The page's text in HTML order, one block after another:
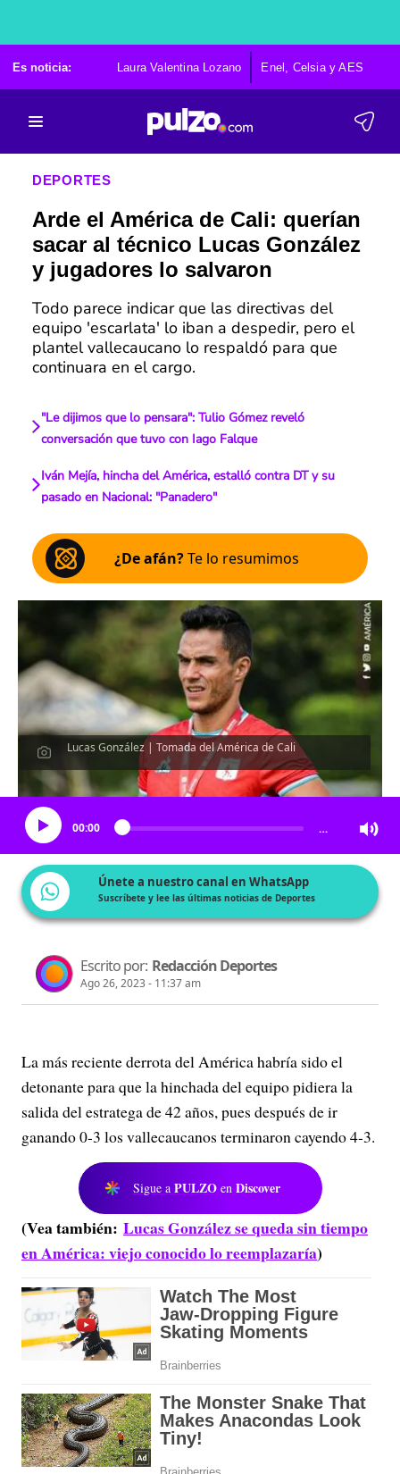
Es noticia: Laura Valentina Lozano Enel, Celsia y AES
DEPORTES
Arde el América de Cali: querían
sacar al técnico Lucas González
y jugadores lo salvaron
Todo parece indicar que las directivas del
equipo 'escarlata' lo iban a despedir, pero el
plantel vallecaucano lo respaldó para que
continuara en el cargo.
"Le dijimos que lo pensara": Tulio Gómez reveló
conversación que tuvo con Iago Falque
Iván Mejía, hincha del América, estalló contra DT y su
pasado en Nacional: "Panadero"
¿De afán?Te lo resumimos
Lucas González | Tomada del América de Cali
Escucha el artículo
00:00 …
Únete a nuestro canal en WhatsApp
Suscríbete y lee las últimas noticias de Deportes
Escrito por: Redacción Deportes
Ago 26, 2023 - 11:37 am
La más reciente derrota del América habría sido el
detonante para que la hinchada del equipo pidiera la
salida del estratega de 42 años, pues después de ir
ganando 0-3 los vallecaucanos terminaron cayendo 4-3.
Sigue a PULZO en Discover
(Vea también: Lucas González se queda sin tiempo
en América: viejo conocido lo reemplazaría)